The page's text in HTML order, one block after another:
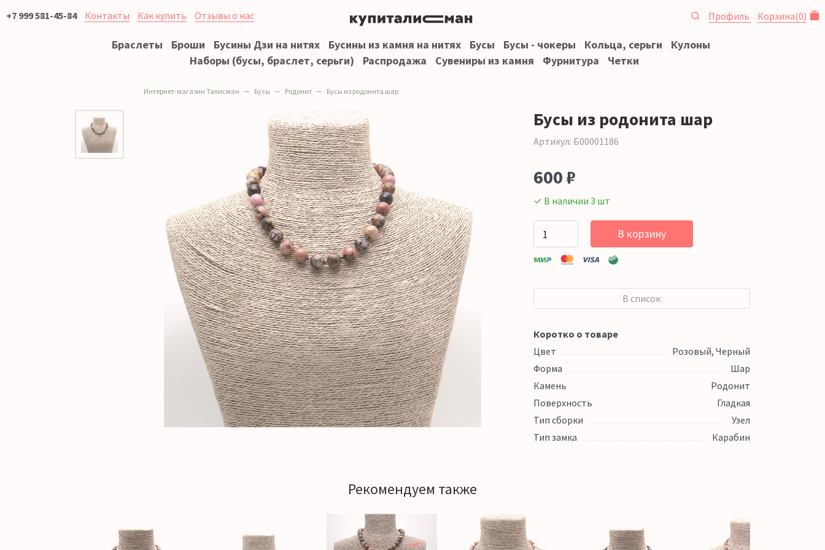
+7 999 581-45-84 Контакты Как купить Отзывы о нас Профиль Корзина(0)
Браслеты Броши Бусины Дзи на нитях Бусины из камня на нитях Бусы Бусы - чокеры Кольца, серьги
Кулоны
Наборы (бусы, браслет, серьги)
Распродажа Сувениры из камня Фурнитура Четки
Интернет-магазин Талисман Бусы Родонит Бусы из родонита шар
Бусы из родонита шар
Артикул: Б00001186
600 ₽
✓ В наличии 3 шт
В корзину
В список
Коротко о товаре
Цвет
Розовый, Черный
Форма
Шар
Камень
Родонит
Поверхность
Гладкая
Тип сборки
Узел
Тип замка
Карабин
Рекомендуем также